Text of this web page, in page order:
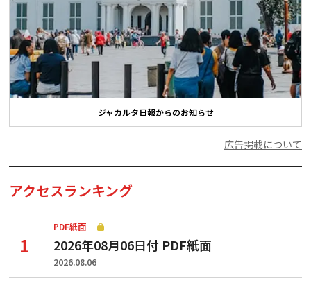
ジャカルタ日報からのお知らせ
広告掲載について
アクセスランキング
PDF紙面
2026年08月06日付 PDF紙面
2026.08.06